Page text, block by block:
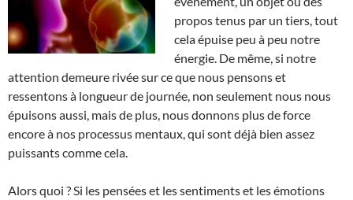
propos tenus par un tiers, tout
cela épuise peu à peu notre
énergie. De même, si notre
attention demeure rivée sur ce que nous pensons et
ressentons à longueur de journée, non seulement nous nous
épuisons aussi, mais de plus, nous donnons plus de force
encore à nos processus mentaux, qui sont déjà bien assez
puissants comme cela.
Alors quoi ? Si les pensées et les sentiments et les émotions